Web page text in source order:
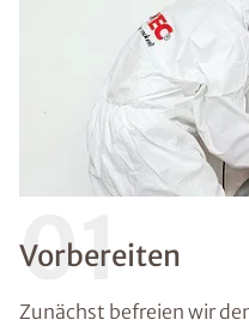
01
Vorbereiten
Zunächst befreien wir